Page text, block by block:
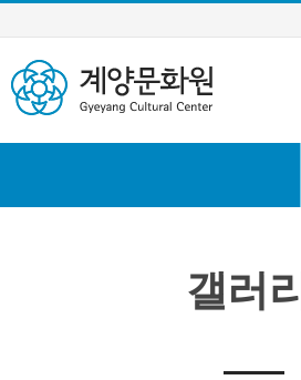
콘텐츠 바로가기
갤러리